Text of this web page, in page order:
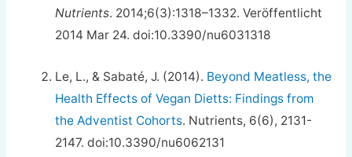
Nutrients. 2014;6(3):1318–1332. Veröffentlicht
2014 Mar 24. doi:10.3390/nu6031318
Le, L., & Sabaté, J. (2014). Beyond Meatless, the
Health Effects of Vegan Dietts: Findings from
the Adventist Cohorts. Nutrients, 6(6), 2131-
2147. doi:10.3390/nu6062131